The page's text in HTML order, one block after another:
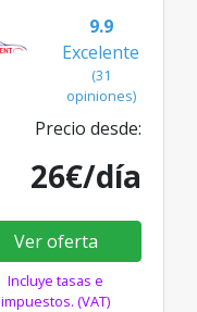
9.9
Excelente
(31
opiniones)
Precio desde:
26€/día
Ver oferta
Incluye tasas e
impuestos. (VAT)